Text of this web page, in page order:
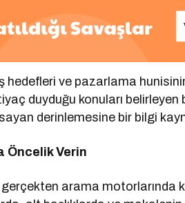
hedefleri ve pazarlama
duyduğu konuları belirleyen
derinlemesine bir bilgi
Öncelik Verin
arama motorlarında